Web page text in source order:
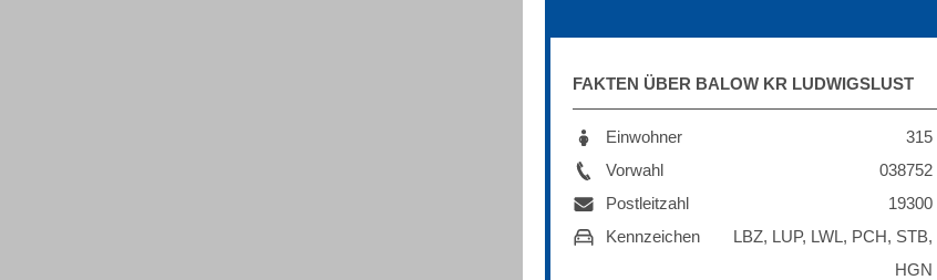
FAKTEN ÜBER BALOW KR LUDWIGSLUST
Einwohner
315
Vorwahl
038752
Postleitzahl
19300
Kennzeichen
LBZ, LUP, LWL, PCH, STB,
HGN